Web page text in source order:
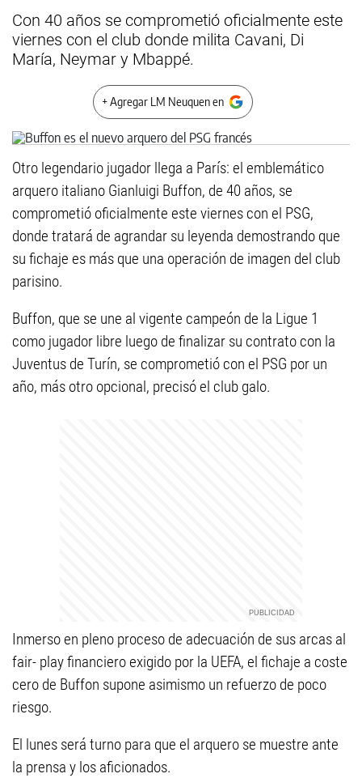
Con 40 años se comprometió oficialmente este
viernes con el club donde milita Cavani, Di
María, Neymar y Mbappé.
+ Agregar LM Neuquen en
Otro legendario jugador llega a París: el emblemático
arquero italiano Gianluigi Buffon, de 40 años, se
comprometió oficialmente este viernes con el PSG,
donde tratará de agrandar su leyenda demostrando que
su fichaje es más que una operación de imagen del club
parisino.
Buffon, que se une al vigente campeón de la Ligue 1
como jugador libre luego de finalizar su contrato con la
Juventus de Turín, se comprometió con el PSG por un
año, más otro opcional, precisó el club galo.
Inmerso en pleno proceso de adecuación de sus arcas al
fair- play financiero exigido por la UEFA, el fichaje a coste
cero de Buffon supone asimismo un refuerzo de poco
riesgo.
El lunes será turno para que el arquero se muestre ante
la prensa y los aficionados.